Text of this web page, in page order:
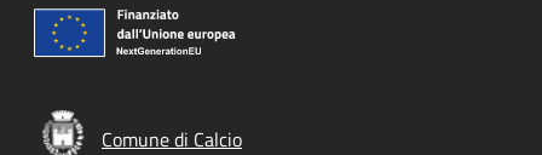
Comune di Calcio